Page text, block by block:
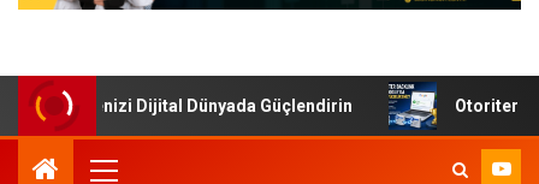
İşletmenizi Dijital Dünyada Güçlendirin Otoriter